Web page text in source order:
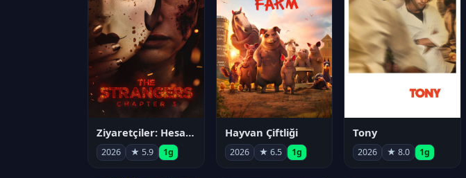
Ziyaretçiler: Hesaplaşma
2026 ★ 5.9 1g
Hayvan Çiftliği
2026 ★ 6.5 1g
Tony
2026 ★ 8.0 1g